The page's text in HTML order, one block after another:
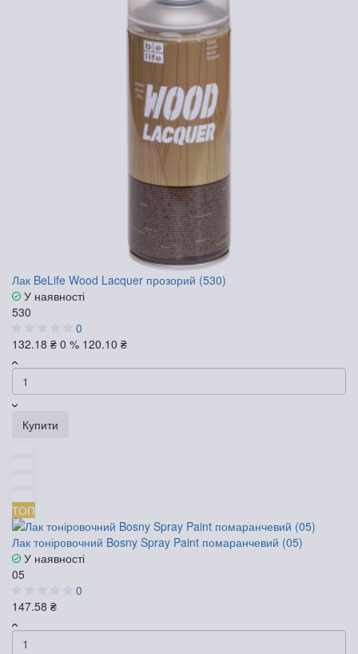
Лак BeLife Wood Lacquer прозорий (530)
У наявності
530
0
132.18 ₴ 0 % 120.10 ₴
Купити
ТОП
Лак тоніровочний Bosny Spray Paint помаранчевий (05)
У наявності
05
0
147.58 ₴